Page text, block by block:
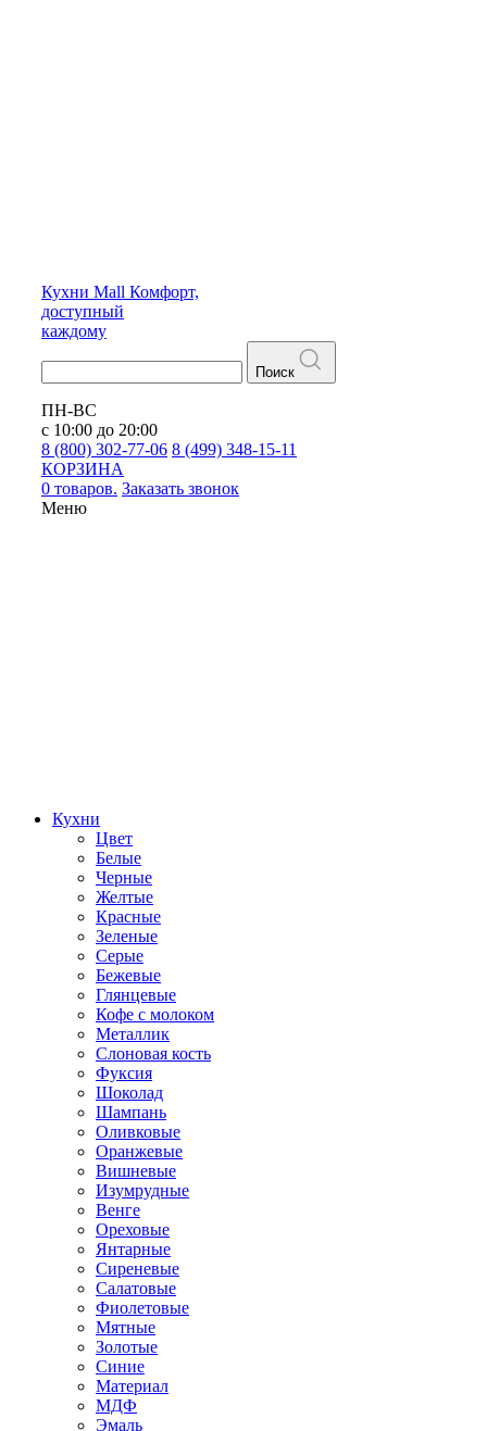
Кухни Mall Комфорт,
доступный
каждому
Поиск
ПН-ВС
с 10:00 до 20:00
8 (800) 302-77-06 8 (499) 348-15-11
КОРЗИНА
0 товаров. Заказать звонок
Меню
Кухни
Цвет
Белые
Черные
Желтые
Красные
Зеленые
Серые
Бежевые
Глянцевые
Кофе с молоком
Металлик
Слоновая кость
Фуксия
Шоколад
Шампань
Оливковые
Оранжевые
Вишневые
Изумрудные
Венге
Ореховые
Янтарные
Сиреневые
Салатовые
Фиолетовые
Мятные
Золотые
Синие
Материал
МДФ
Эмаль